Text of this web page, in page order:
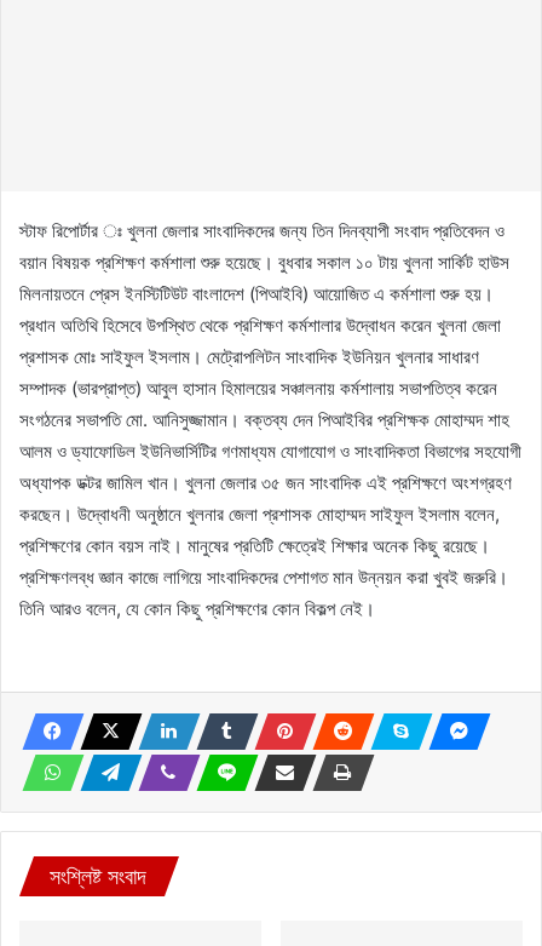
স্টাফ রিপোর্টার ঃ খুলনা জেলার সাংবাদিকদের জন্য তিন দিনব্যাপী সংবাদ প্রতিবেদন ও
বয়ান বিষয়ক প্রশিক্ষণ কর্মশালা শুরু হয়েছে। বুধবার সকাল ১০ টায় খুলনা সার্কিট হাউস
মিলনায়তনে প্রেস ইনস্টিটিউট বাংলাদেশ (পিআইবি) আয়োজিত এ কর্মশালা শুরু হয়।
প্রধান অতিথি হিসেবে উপস্থিত থেকে প্রশিক্ষণ কর্মশালার উদ্বোধন করেন খুলনা জেলা
প্রশাসক মোঃ সাইফুল ইসলাম। মেট্রোপলিটন সাংবাদিক ইউনিয়ন খুলনার সাধারণ
সম্পাদক (ভারপ্রাপ্ত) আবুল হাসান হিমালয়ের সঞ্চালনায় কর্মশালায় সভাপতিত্ব করেন
সংগঠনের সভাপতি মো. আনিসুজ্জামান। বক্তব্য দেন পিআইবির প্রশিক্ষক মোহাম্মদ শাহ
আলম ও ড্যাফোডিল ইউনিভার্সিটির গণমাধ্যম যোগাযোগ ও সাংবাদিকতা বিভাগের সহযোগী
অধ্যাপক ডক্টর জামিল খান। খুলনা জেলার ৩৫ জন সাংবাদিক এই প্রশিক্ষণে অংশগ্রহণ
করছেন। উদ্বোধনী অনুষ্ঠানে খুলনার জেলা প্রশাসক মোহাম্মদ সাইফুল ইসলাম বলেন,
প্রশিক্ষণের কোন বয়স নাই। মানুষের প্রতিটি ক্ষেত্রেই শিক্ষার অনেক কিছু রয়েছে।
প্রশিক্ষণলব্ধ জ্ঞান কাজে লাগিয়ে সাংবাদিকদের পেশাগত মান উন্নয়ন করা খুবই জরুরি।
তিনি আরও বলেন, যে কোন কিছু প্রশিক্ষণের কোন বিকল্প নেই।
সংশ্লিষ্ট সংবাদ